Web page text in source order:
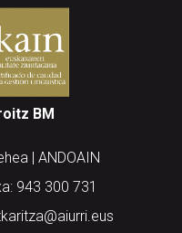
BM
| ANDOAIN
943 300 731